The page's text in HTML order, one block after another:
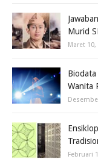
Murid
Maret 10,
Biodata
Wanita
Februari